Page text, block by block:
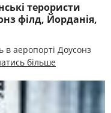
терористи
філд, Йорданія,
в аеропорті Доусонз
більше